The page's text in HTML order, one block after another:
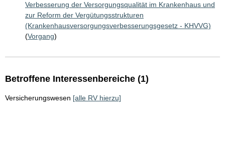
Verbesserung der Versorgungsqualität im Krankenhaus und
zur Reform der Vergütungsstrukturen
(Krankenhausversorgungsverbesserungsgesetz - KHVVG)
(Vorgang)
Betroffene Interessenbereiche (1)
Versicherungswesen [alle RV hierzu]